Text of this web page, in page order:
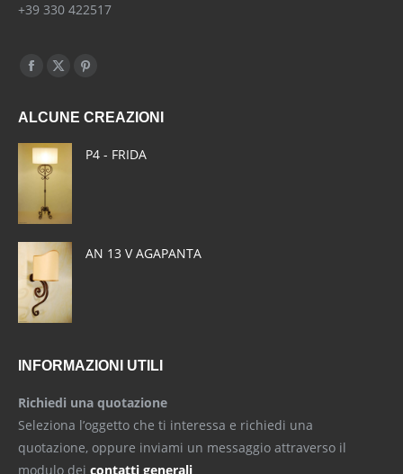
+39 330 422517
Find us on:
Facebook
opens
in
new
window
X
opens
in
new
Pinterest
opens
ALCUNE CREAZIONI
P4 - FRIDA
AN 13 V AGAPANTA
INFORMAZIONI UTILI
Richiedi una quotazione
Seleziona l’oggetto che ti interessa e richiedi una
quotazione, oppure inviami un messaggio attraverso il
modulo dei contatti generali